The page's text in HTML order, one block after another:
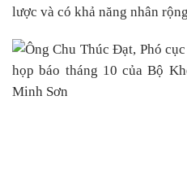
lược và có khả năng nhân